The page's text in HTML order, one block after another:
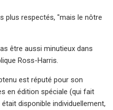
plus respectés, "mais le nôtre
être aussi minutieux dans
Ross-Harris.
est réputé pour son
en édition spéciale (qui fait
disponible individuellement,